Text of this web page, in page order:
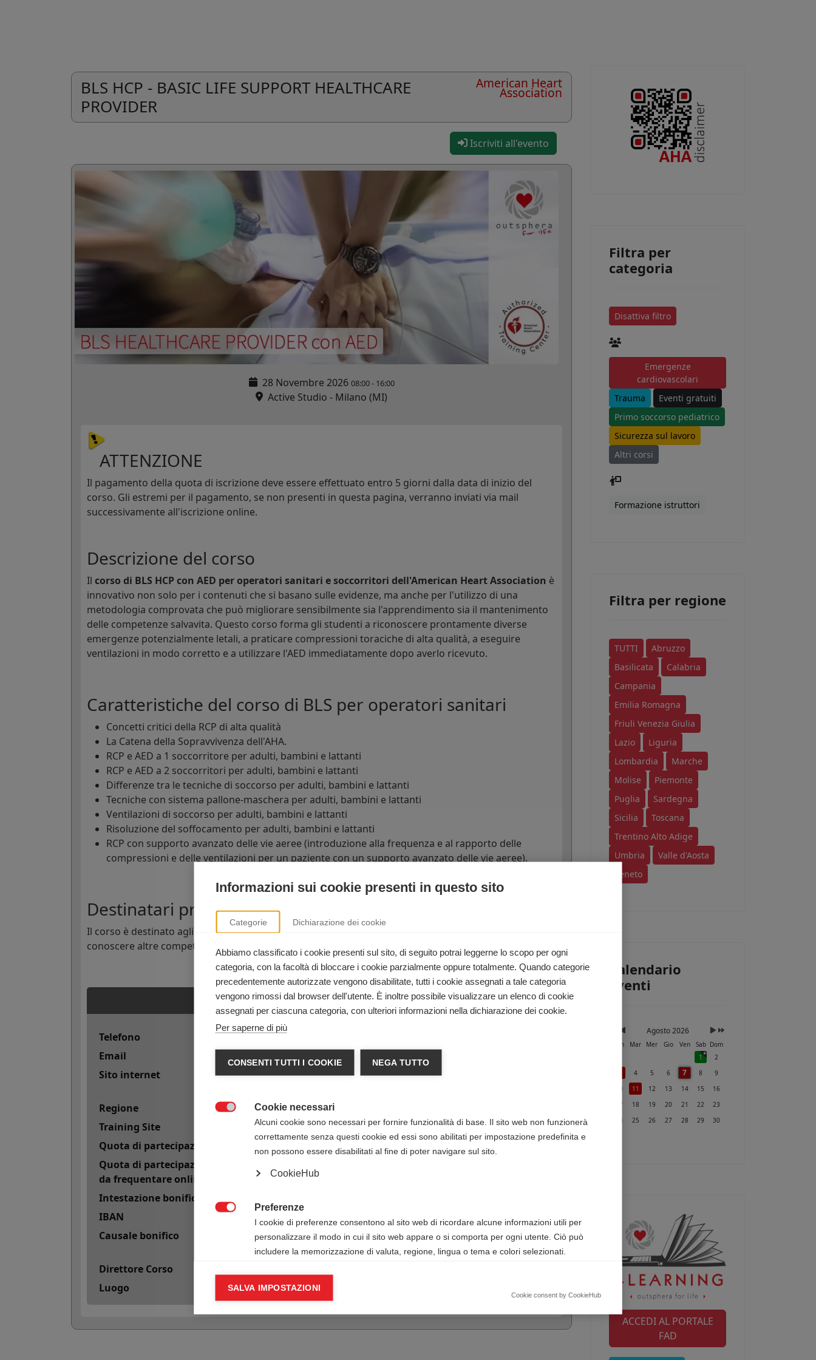
BLS HCP - BASIC LIFE SUPPORT HEALTHCARE
PROVIDER
American Heart
Association
Iscriviti all'evento
28 Novembre 2026 08:00- 16:00
Active Studio - Milano (MI)
ATTENZIONE
Il pagamento della quota di iscrizione deve essere effettuato entro 5 giorni dalla data di inizio del
corso. Gli estremi per il pagamento, se non presenti in questa pagina, verranno inviati via mail
successivamente all'iscrizione online.
Descrizione del corso
Il corso di BLS HCP con AED per operatori sanitari e soccorritori dell'American Heart Association è
innovativo non solo per i contenuti che si basano sulle evidenze, ma anche per l'utilizzo di una
metodologia comprovata che può migliorare sensibilmente sia l'apprendimento sia il mantenimento
delle competenze salvavita. Questo corso forma gli studenti a riconoscere prontamente diverse
emergenze potenzialmente letali, a praticare compressioni toraciche di alta qualità, a eseguire
ventilazioni in modo corretto e a utilizzare l'AED immediatamente dopo averlo ricevuto.
Caratteristiche del corso di BLS per operatori sanitari
Concetti critici della RCP di alta qualità
La Catena della Sopravvivenza dell'AHA.
RCP e AED a 1 soccorritore per adulti, bambini e lattanti
RCP e AED a 2 soccorritori per adulti, bambini e lattanti
Differenze tra le tecniche di soccorso per adulti, bambini e lattanti
Tecniche con sistema pallone-maschera per adulti, bambini e lattanti
Ventilazioni di soccorso per adulti, bambini e lattanti
Risoluzione del soffocamento per adulti, bambini e lattanti
RCP con supporto avanzato delle vie aeree (introduzione alla frequenza e al rapporto delle
compressioni e delle ventilazioni per un paziente con un supporto avanzato delle vie aeree).
Destinatari principali del corso di BLS per operatori sanitari
Il corso è destinato agli operatori sanitari
conoscere altre competenze salvavita, in un'ampia varietà di contesti ospedalieri ed extra-ospedalieri.
INFORMAZIONI
Telefono
Email
Sito internet
https://www.activestudio.it/edizio
Regione
Training Site
Active Studio
Quota di partecipazione
110,00 € IVA esclusa
Quota di partecipazione con 50 crediti ECM (corso FAD
da frequentare online)
Intestazione bonifico
IBAN
IT51P0835612001000000100735
Causale bonifico
Cognome Nome + data corso +
titolo corso
Direttore Corso
Luogo
Filtra per
categoria
Disattiva filtro
Emergenze
cardiovascolari
Trauma
Eventi gratuiti
Primo soccorso pediatrico
Sicurezza sul lavoro
Altri corsi
Formazione istruttori
Filtra per regione
TUTTI
Abruzzo
Basilicata
Calabria
Campania
Emilia Romagna
Friuli Venezia Giulia
Lazio
Liguria
Lombardia
Marche
Molise
Piemonte
Puglia
Sardegna
Sicilia
Toscana
Trentino Alto Adige
Umbria
Valle d'Aosta
Veneto
Calendario
Eventi
Agosto 2026
Lun Mar Mer Gio Ven Sab Dom
1
2
4 5 6 7 8
9
10
11 12 13 14 15
16
17
18 19 20 21 22
23
24
25 26 27 28 29
30
ACCEDI AL PORTALE
FAD
Informazioni sui cookie presenti in questo sito
Categorie Dichiarazione dei cookie
Abbiamo classificato i cookie presenti sul sito, di seguito potrai leggerne lo scopo per ogni
categoria, con la facoltà di bloccare i cookie parzialmente oppure totalmente. Quando categorie
precedentemente autorizzate vengono disabilitate, tutti i cookie assegnati a tale categoria
vengono rimossi dal browser dell'utente. È inoltre possibile visualizzare un elenco di cookie
assegnati per ciascuna categoria, con ulteriori informazioni nella dichiarazione dei cookie.
Per saperne di più
CONSENTI TUTTI I COOKIE NEGA TUTTO
Cookie necessari
Alcuni cookie sono necessari per fornire funzionalità di base. Il sito web non funzionerà
correttamente senza questi cookie ed essi sono abilitati per impostazione predefinita e
non possono essere disabilitati al fine di poter navigare sul sito.
CookieHub
Preferenze
I cookie di preferenze consentono al sito web di ricordare alcune informazioni utili per
personalizzare il modo in cui il sito web appare o si comporta per ogni utente. Ciò può
includere la memorizzazione di valuta, regione, lingua o tema e colori selezionati.
I cookie analitici ci aiutano a migliorare il nostro sito web raccogliendo e segnalando
Google Analytics
Cookie consent by CookieHub
SALVA IMPOSTAZIONI